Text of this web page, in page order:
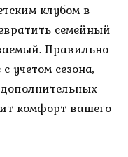
клубом в
семейный
Правильно
учетом сезона,
комфорт вашего